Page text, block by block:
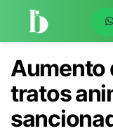
Aumento
tratos